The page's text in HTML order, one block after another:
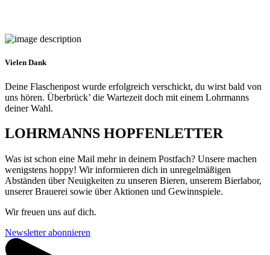
Vielen Dank
Deine Flaschenpost wurde erfolgreich verschickt, du wirst bald von
uns hören. Überbrück’ die Wartezeit doch mit einem Lohrmanns
deiner Wahl.
LOHRMANNS HOPFENLETTER
Was ist schon eine Mail mehr in deinem Postfach? Unsere machen
wenigstens hoppy! Wir informieren dich in unregelmäßigen
Abständen über Neuigkeiten zu unseren Bieren, unserem Bierlabor,
unserer Brauerei sowie über Aktionen und Gewinnspiele.
Wir freuen uns auf dich.
Newsletter abonnieren